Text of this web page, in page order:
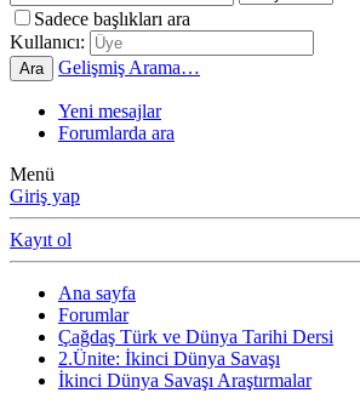
Sadece başlıkları ara
Kullanıcı:
Ara Gelişmiş Arama…
Yeni mesajlar
Forumlarda ara
Menü
Giriş yap
Kayıt ol
Ana sayfa
Forumlar
Çağdaş Türk ve Dünya Tarihi Dersi
2.Ünite: İkinci Dünya Savaşı
İkinci Dünya Savaşı Araştırmalar